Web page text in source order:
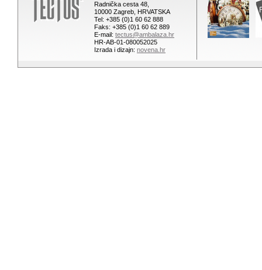
Radnička cesta 48,
10000 Zagreb, HRVATSKA
Tel: +385 (0)1 60 62 888
Faks: +385 (0)1 60 62 889
E-mail: tectus@ambalaza.hr
HR-AB-01-080052025
Izrada i dizajn: novena.hr